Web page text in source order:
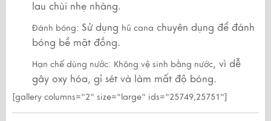
lau chùi nhẹ nhàng.
Đánh bóng: Sử dụng hũ cana chuyên dụng để đánh
bóng bề mặt đồng.
Hạn chế dùng nước: Không vệ sinh bằng nước, vì dễ
gây oxy hóa, gỉ sét và làm mất độ bóng.
[gallery columns="2" size="large" ids="25749,25751"]